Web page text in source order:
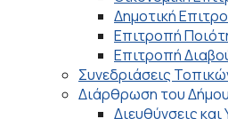
Δημοτική
Επιτροπή
Επιτροπή
Συνεδριάσεις
Διάρθρωση του Δήμου
Διευθύνσεις